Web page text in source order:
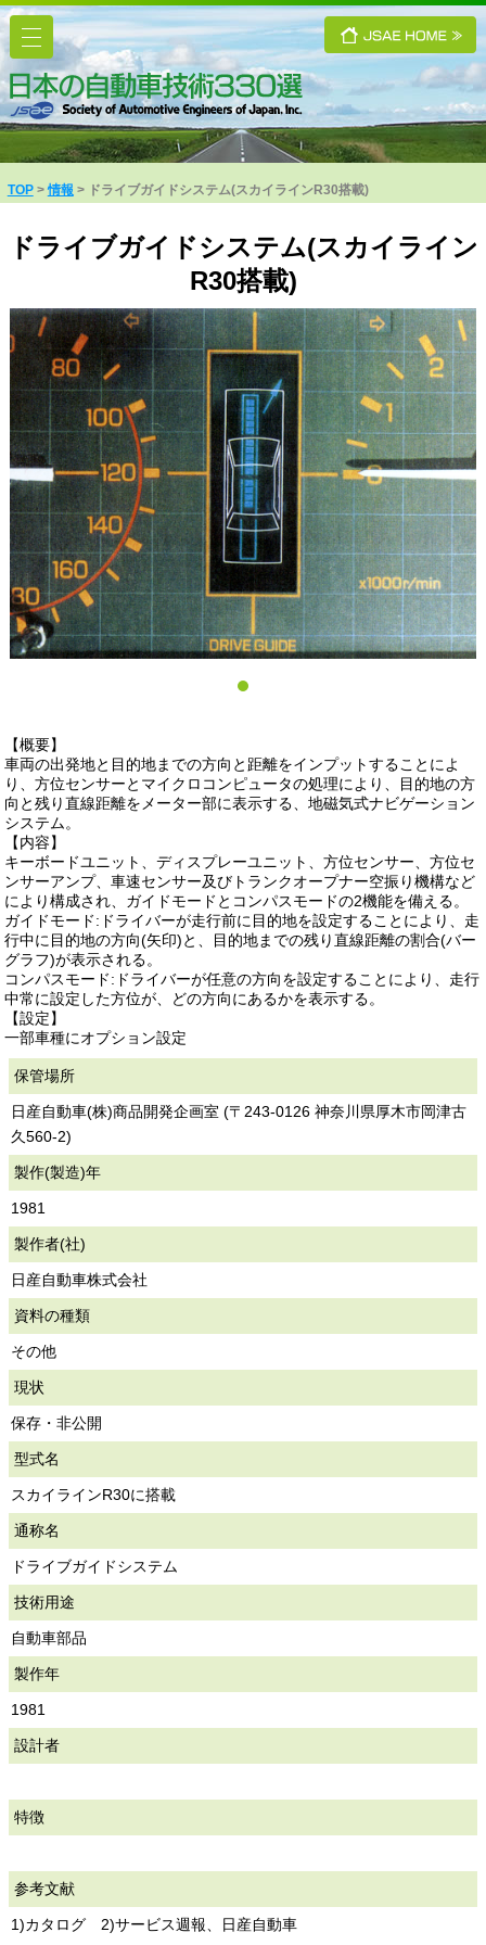
TOP 情報 ドライブガイドシステム(スカイラインR30搭載)
ドライブガイドシステム(スカイライン
R30搭載)
【概要】
車両の出発地と目的地までの方向と距離をインプットすることによ
り、方位センサーとマイクロコンピュータの処理により、目的地の方
向と残り直線距離をメーター部に表示する、地磁気式ナビゲーション
システム。
【内容】
キーボードユニット、ディスプレーユニット、方位センサー、方位セ
ンサーアンプ、車速センサー及びトランクオープナー空振り機構など
により構成され、ガイドモードとコンパスモードの2機能を備える。
ガイドモード:ドライバーが走行前に目的地を設定することにより、走
行中に目的地の方向(矢印)と、目的地までの残り直線距離の割合(バー
グラフ)が表示される。
コンパスモード:ドライバーが任意の方向を設定することにより、走行
中常に設定した方位が、どの方向にあるかを表示する。
【設定】
一部車種にオプション設定
保管場所
日産自動車(株)商品開発企画室 (〒243-0126 神奈川県厚木市岡津古
久560-2)
製作(製造)年
1981
製作者(社)
日産自動車株式会社
資料の種類
その他
現状
保存・非公開
型式名
スカイラインR30に搭載
通称名
ドライブガイドシステム
技術用途
自動車部品
製作年
1981
設計者
特徴
参考文献
1)カタログ 2)サービス週報、日産自動車